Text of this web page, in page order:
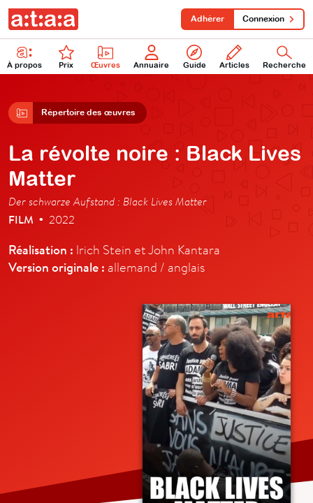
À propos Prix Œuvres Annuaire Guide Articles Recherche
Adhérer Connexion
Répertoire des œuvres
La révolte noire : Black Lives
Matter
Der schwarze Aufstand : Black Lives Matter
FILM • 2022
Réalisation : lrich Stein et John Kantara
Version originale : allemand / anglais